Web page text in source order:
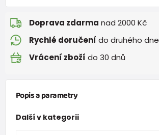
Doprava zdarma nad 2000 Kč
Rychlé doručení do druhého dne
Vrácení zboží do 30 dnů
Popis a parametry
Další v kategorii